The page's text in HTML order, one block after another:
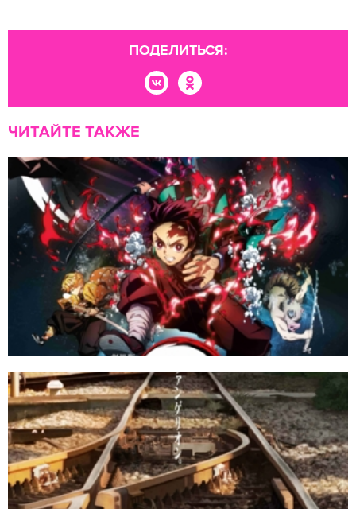
ПОДЕЛИТЬСЯ:
ЧИТАЙТЕ ТАКЖЕ